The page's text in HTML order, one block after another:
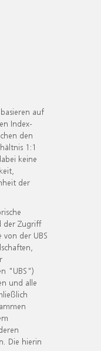
auf
Index-
den
1:1
keine
der
der Zugriff
der UBS
"UBS")
und alle
Die hierin